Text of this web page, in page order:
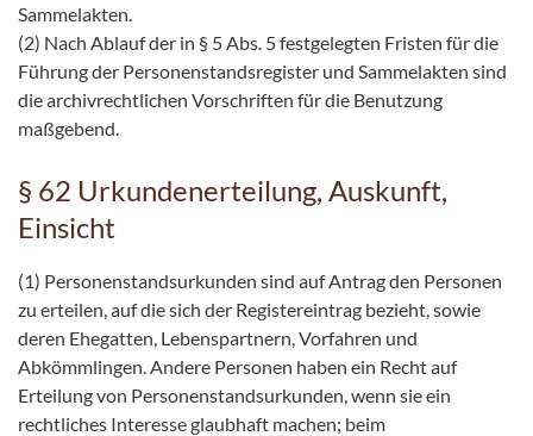
Sammelakten.
(2) Nach Ablauf der in § 5 Abs. 5 festgelegten Fristen für die
Führung der Personenstandsregister und Sammelakten sind
die archivrechtlichen Vorschriften für die Benutzung
maßgebend.
§ 62 Urkundenerteilung, Auskunft,
Einsicht
(1) Personenstandsurkunden sind auf Antrag den Personen
zu erteilen, auf die sich der Registereintrag bezieht, sowie
deren Ehegatten, Lebenspartnern, Vorfahren und
Abkömmlingen. Andere Personen haben ein Recht auf
Erteilung von Personenstandsurkunden, wenn sie ein
rechtliches Interesse glaubhaft machen; beim